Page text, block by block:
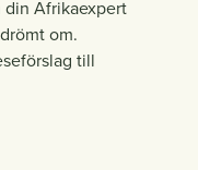
din Afrikaexpert
om.
till